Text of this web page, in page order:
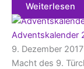
Weiterlesen
Adventskalender
9. Dezember 2017
Macht des 9.